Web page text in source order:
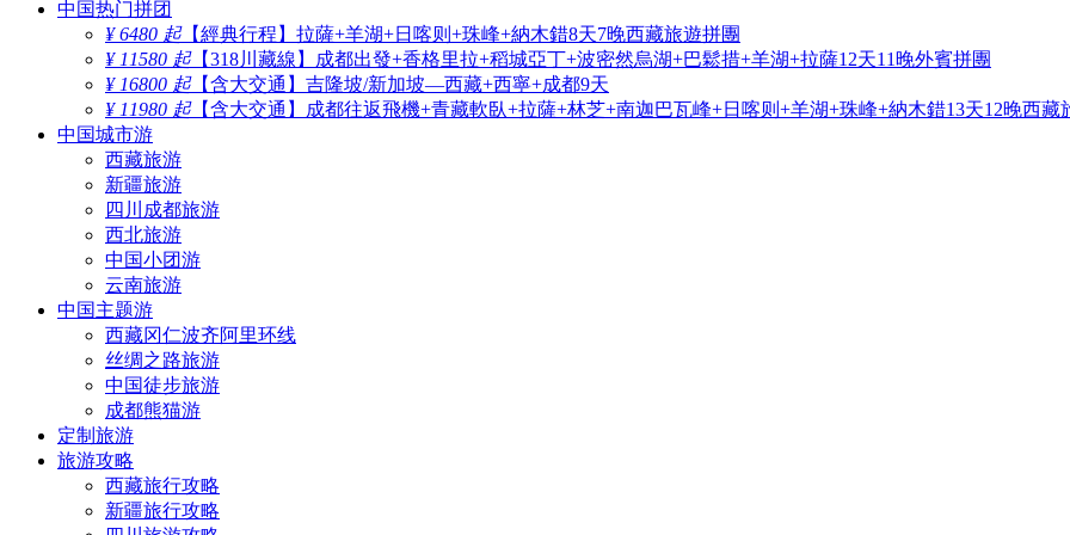
中国热门拼团
¥ 6480 起【經典行程】拉薩+羊湖+日喀则+珠峰+納木錯8天7晚西藏旅遊拼團
¥ 11580 起【318川藏線】成都出發+香格里拉+稻城亞丁+波密然烏湖+巴鬆措+羊湖+拉薩12天11晚外賓拼團
¥ 16800 起【含大交通】吉隆坡/新加坡—西藏+西寧+成都9天
¥ 11980 起【含大交通】成都往返飛機+青藏軟臥+拉薩+林芝+南迦巴瓦峰+日喀则+羊湖+珠峰+納木錯13天12晚西藏
中国城市游
西藏旅游
新疆旅游
四川成都旅游
西北旅游
中国小团游
云南旅游
中国主题游
西藏冈仁波齐阿里环线
丝绸之路旅游
中国徒步旅游
成都熊猫游
定制旅游
旅游攻略
西藏旅行攻略
新疆旅行攻略